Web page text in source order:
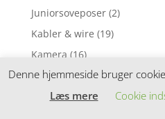
Juniorsoveposer (2)
Kabler & wire (19)
Kamera (16)
Kanttrådsdæk til MTB cykler
Kanttrådsdæk til MTB cykler
Denne hjemmeside bruger
Læs mere
Cookie